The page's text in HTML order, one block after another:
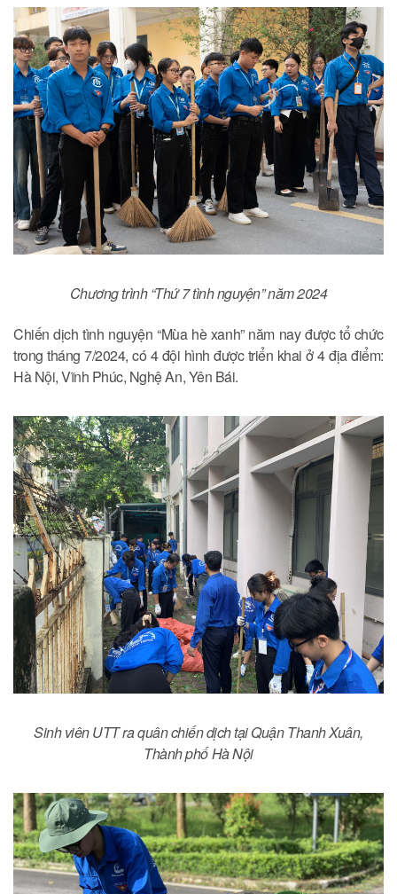
Chương trình “Thứ 7 tình nguyện” năm 2024
Chiến dịch tình nguyện “Mùa hè xanh” năm nay được tổ chức
trong tháng 7/2024, có 4 đội hình được triển khai ở 4 địa điểm:
Hà Nội, Vĩnh Phúc, Nghệ An, Yên Bái.
Sinh viên UTT ra quân chiến dịch tại Quận Thanh Xuân,
Thành phố Hà Nội